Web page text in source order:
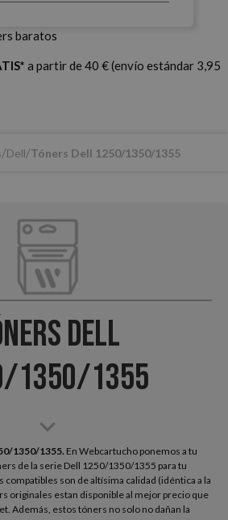
baratos
a partir de 40 € (envío estándar 3,95
Dell Tóners Dell 1250/1350/1355
Dell
1350/1355
1350/1355. En Webcartucho ponemos a tu
de la serie Dell 1250/1350/1355 para tu
son de altísima calidad (idéntica a la
originales estan disponible al mejor precio que
Además, estos tóners no solo no dañan la